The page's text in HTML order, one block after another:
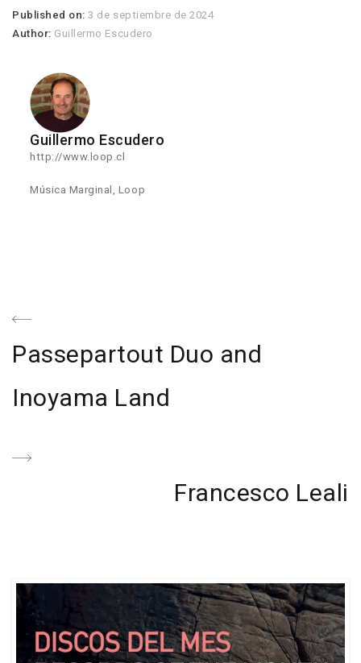
Published on:3 de septiembre de 2024
Author: Guillermo Escudero
Guillermo Escudero
http://www.loop.cl
Música Marginal, Loop
Navegación
de
entradas
Previous
Post
Passepartout Duo and
Inoyama Land
Next
Francesco Leali